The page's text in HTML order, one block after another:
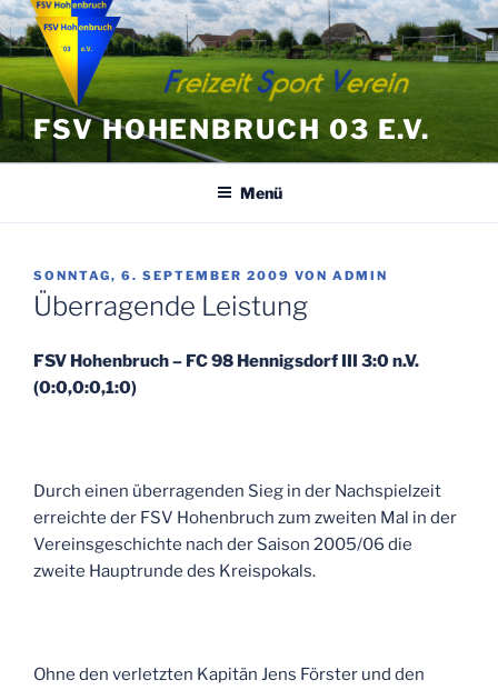
Zum
Inhalt
springen
FSV HOHENBRUCH 03 E.V.
Menü
VERÖFFENTLICHT
AM
SONNTAG, 6. SEPTEMBER 2009 VON ADMIN
Überragende Leistung
FSV Hohenbruch – FC 98 Hennigsdorf III 3:0 n.V.
(0:0,0:0,1:0)
Durch einen überragenden Sieg in der Nachspielzeit
erreichte der FSV Hohenbruch zum zweiten Mal in der
Vereinsgeschichte nach der Saison 2005/06 die
zweite Hauptrunde des Kreispokals.
Ohne den verletzten Kapitän Jens Förster und den